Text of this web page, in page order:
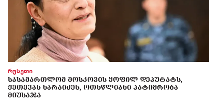
რუსეთი
ᲡᲐᲡᲐᲛᲐᲠᲗᲚᲝᲛ ᲛᲝᲡᲙᲝᲕᲘᲡ ᲧᲝᲤᲘᲚ ᲓᲔᲞᲣᲢᲐᲢᲡ,
ᲥᲔᲗᲔᲕᲐᲜ ᲮᲐᲠᲐᲘᲫᲔᲡ, ᲝᲗᲮᲬᲚᲘᲐᲜᲘ ᲞᲐᲢᲘᲛᲠᲝᲑᲐ
ᲛᲘᲣᲡᲐᲯᲐ